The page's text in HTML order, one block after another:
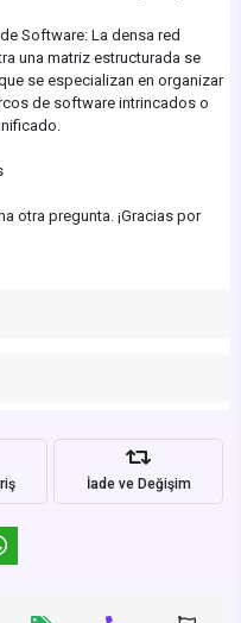
Software: La densa red
una matriz estructurada se
se especializan en organizar
de software intrincados o
otra pregunta. ¡Gracias por
İade ve Değişim